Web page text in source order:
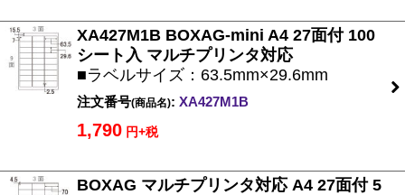
XA427M1B BOXAG-mini A4 27面付 100
シート入 マルチプリンタ対応
■ラベルサイズ：63.5mm×29.6mm
注文番号(商品名): XA427M1B
1,790 円+税
BOXAG マルチプリンタ対応 A4 27面付 5